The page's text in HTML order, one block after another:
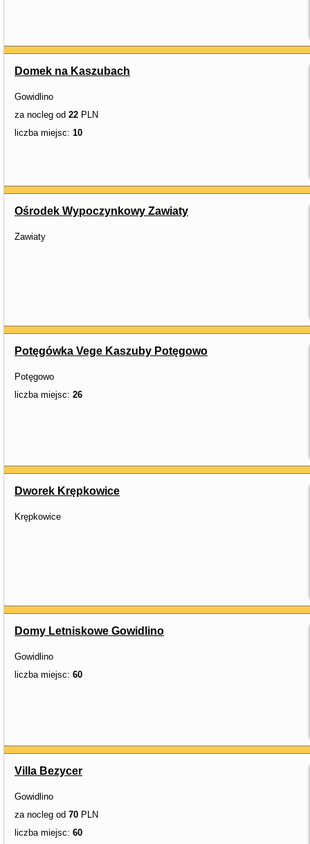
Domek na Kaszubach
Gowidlino
za nocleg od 22 PLN
liczba miejsc: 10
Ośrodek Wypoczynkowy Zawiaty
Zawiaty
Potęgówka Vege Kaszuby Potęgowo
Potęgowo
liczba miejsc: 26
Dworek Krępkowice
Krępkowice
Domy Letniskowe Gowidlino
Gowidlino
liczba miejsc: 60
Villa Bezycer
Gowidlino
za nocleg od 70 PLN
liczba miejsc: 60